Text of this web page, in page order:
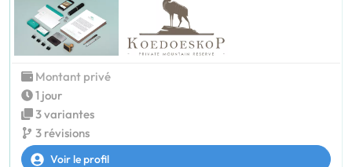
Montant privé
1 jour
3 variantes
3 révisions
Voir le profil